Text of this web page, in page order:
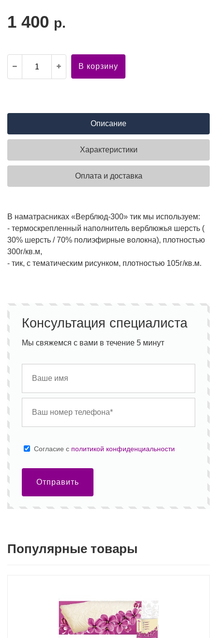
1 400 р.
В корзину
Описание
Характеристики
Оплата и доставка
В наматрасниках «Верблюд-300» тик мы используем:
- термоскрепленный наполнитель верблюжья шерсть (
30% шерсть / 70% полиэфирные волокна), плотностью
300г/кв.м,
- тик, с тематическим рисунком, плотностью 105г/кв.м.
Консультация специалиста
Мы свяжемся с вами в течение 5 минут
Cогласие с политикой конфиденциальности
Отправить
Популярные товары